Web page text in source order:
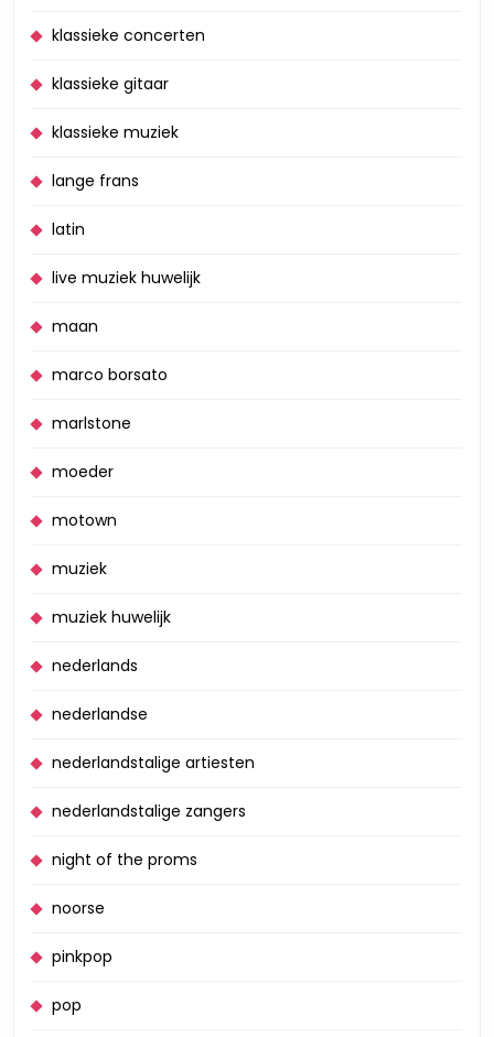
klassieke concerten
klassieke gitaar
klassieke muziek
lange frans
latin
live muziek huwelijk
maan
marco borsato
marlstone
moeder
motown
muziek
muziek huwelijk
nederlands
nederlandse
nederlandstalige artiesten
nederlandstalige zangers
night of the proms
noorse
pinkpop
pop